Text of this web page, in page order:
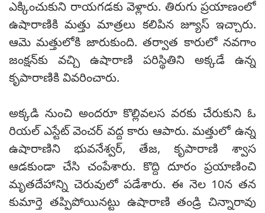
ఎక్కించుకుని రాయగడకు వెళ్లారు. తిరుగు ప్రయాణంలో
ఉషారాణికి మత్తు మాత్రలు కలిపిన జ్యూస్ ఇచ్చారు.
ఆమె మత్తులోకి జారుకుంది. తర్వాత కారులో నవగాం
జంక్షన్‌కు వచ్చి ఉషారాణి పరిస్థితిని అక్కడే ఉన్న
కృపారాణికి వివరించారు.
అక్కడి నుంచి అందరూ కొల్లివలస వరకు చేరుకుని ఓ
రియల్ ఎస్టేట్ వెంచర్ వద్ద కారు ఆపారు. మత్తులో ఉన్న
ఉషారాణిని భువనేశ్వర్, తేజ, కృపారాణి శ్వాస
ఆడకుండా చేసి చంపేశారు. కొద్ది దూరం ప్రయాణించి
మృతదేహాన్ని చెరువులో పడేశారు. ఈ నెల 10న తన
కుమార్తె తప్పిపోయినట్టు ఉషారాణి తండ్రి చిన్నారావు